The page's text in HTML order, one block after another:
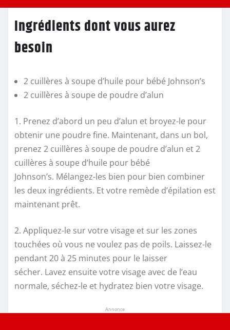
Ingrédients dont vous aurez
besoin
2 cuillères à soupe d’huile pour bébé Johnson’s
2 cuillères à soupe de poudre d’alun
1. Prenez d’abord un peu d’alun et broyez-le pour
obtenir une poudre fine. Maintenant, dans un bol,
prenez 2 cuillères à soupe de poudre d’alun et 2
cuillères à soupe d’huile pour bébé
Johnson’s. Mélangez-les bien pour bien combiner
les deux ingrédients. Et votre remède d’épilation est
maintenant prêt.
2. Appliquez-le sur votre visage et sur les zones
touchées où vous ne voulez pas de poils. Laissez-le
pendant 20 à 25 minutes pour le laisser
sécher. Lavez ensuite votre visage avec de l’eau
normale, séchez-le et hydratez bien votre visage.
Annonce